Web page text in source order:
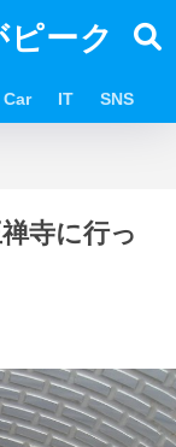
ーク
Car IT SNS
寺に行っ